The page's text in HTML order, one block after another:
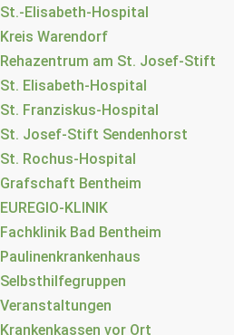
St.-Elisabeth-Hospital
Kreis Warendorf
Rehazentrum am St. Josef-Stift
St. Elisabeth-Hospital
St. Franziskus-Hospital
St. Josef-Stift Sendenhorst
St. Rochus-Hospital
Grafschaft Bentheim
EUREGIO-KLINIK
Fachklinik Bad Bentheim
Paulinenkrankenhaus
Selbsthilfegruppen
Veranstaltungen
Krankenkassen vor Ort